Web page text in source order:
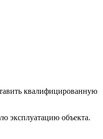
квалифицированную
эксплуатацию объекта.